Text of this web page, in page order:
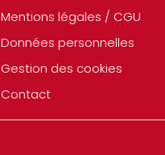
Mentions légales / CGU
Données personnelles
Gestion des cookies
Contact